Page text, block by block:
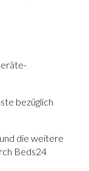
bezüglich
die weitere
Beds24